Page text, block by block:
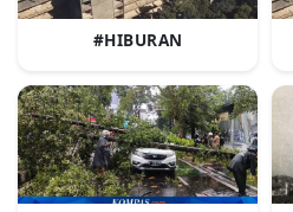
#HIBURAN